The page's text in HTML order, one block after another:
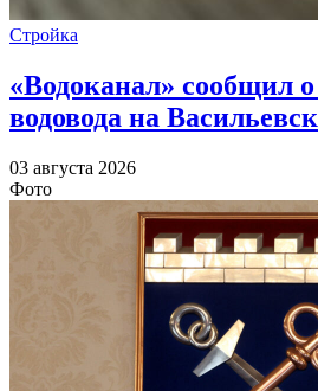
Стройка
«Водоканал» сообщил о
водовода на
03 августа 2026
Фото